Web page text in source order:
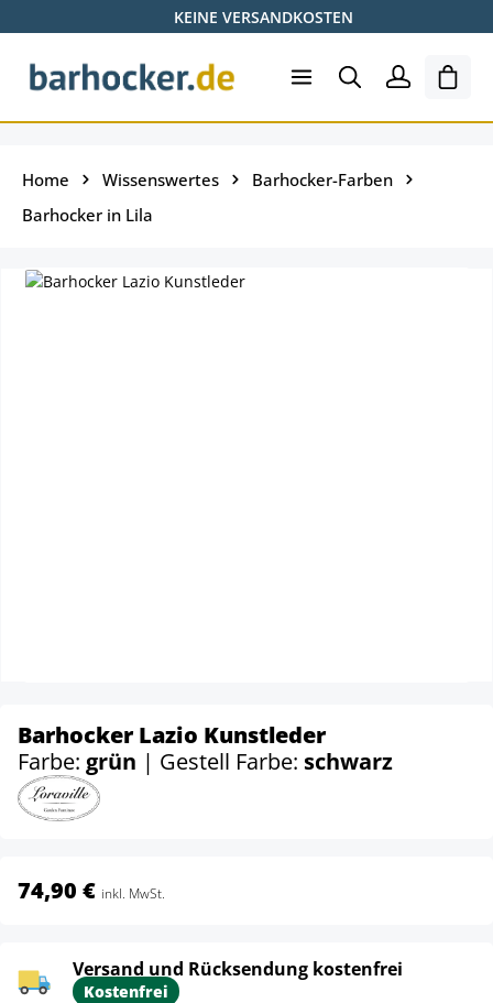
Zum Hauptinhalt springenKEINE VERSANDKOSTEN
Home Wissenswertes
Barhocker-Farben
Barhocker in Lila
Barhocker Lazio Kunstleder
Farbe: grün | Gestell Farbe: schwarz
74,90 € inkl. MwSt.
Versand und Rücksendung kostenfrei
Kostenfrei